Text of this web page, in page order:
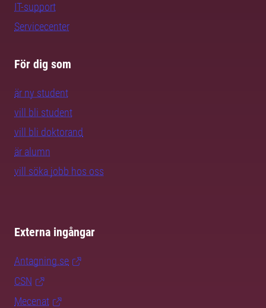
IT-support
Servicecenter
För dig som
är ny student
vill bli student
vill bli doktorand
är alumn
vill söka jobb hos oss
Externa ingångar
Antagning.se
CSN
Mecenat